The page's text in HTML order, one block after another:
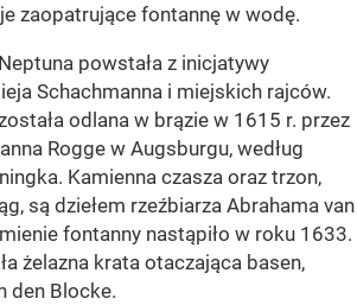
zaopatrujące fontannę w wodę.
powstała z inicjatywy
Schachmanna i miejskich rajców.
odlana w brązie w 1615 r. przez
Rogge w Augsburgu, według
Kamienna czasza oraz trzon,
są dziełem rzeźbiarza Abrahama van
fontanny nastąpiło w roku 1633.
żelazna krata otaczająca basen,
den Blocke.